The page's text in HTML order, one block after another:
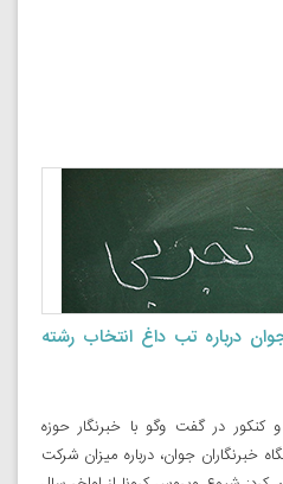
درباره تب داغ انتخاب رشته
کنکور در گفت وگو با خبرنگار حوزه
خبرنگاران جوان، درباره میزان شرکت